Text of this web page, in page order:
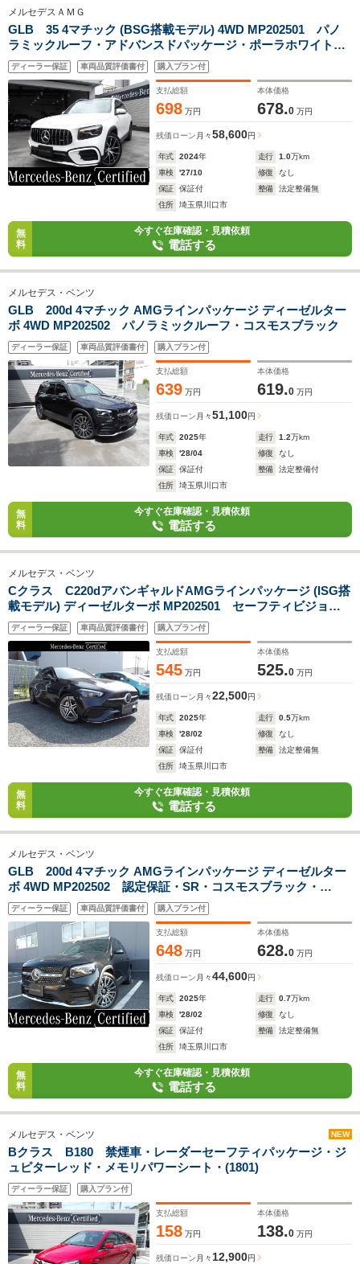
メルセデスＡＭＧ
GLB 35 4マチック (BSG搭載モデル) 4WD MP202501 パノ
ラミックルーフ・アドバンスドパッケージ・ポーラホワイト・
(2501)
ディーラー保証 車両品質評価書付 購入プラン付
支払総額
698 万円
本体価格
678.0 万円
残価ローン 月々58,600円
年式 2024年 走行 1.0万km
車検
'27/10 修復
なし
保証
保証付 整備
法定整備無
住所
埼玉県川口市
無
料
今すぐ在庫確認・見積依頼
電話する
メルセデス・ベンツ
GLB 200d 4マチック AMGラインパッケージ ディーゼルター
ボ 4WD MP202502 パノラミックルーフ・コスモスブラック
ディーラー保証 車両品質評価書付 購入プラン付
支払総額
639 万円
本体価格
619.0 万円
残価ローン 月々51,100円
年式 2025年 走行 1.2万km
車検
'28/04 修復
なし
保証
保証付 整備
法定整備付
住所
埼玉県川口市
無
料
今すぐ在庫確認・見積依頼
電話する
メルセデス・ベンツ
Cクラス C220dアバンギャルドAMGラインパッケージ (ISG搭
載モデル) ディーゼルターボ MP202501 セーフティビジョン
パッケージ・(2501)
ディーラー保証 車両品質評価書付 購入プラン付
支払総額
545 万円
本体価格
525.0 万円
残価ローン 月々22,500円
年式 2025年 走行 0.5万km
車検
'28/02 修復
なし
保証
保証付 整備
法定整備無
住所
埼玉県川口市
無
料
今すぐ在庫確認・見積依頼
電話する
メルセデス・ベンツ
GLB 200d 4マチック AMGラインパッケージ ディーゼルター
ボ 4WD MP202502 認定保証・SR・コスモスブラック・
(2502)
ディーラー保証 車両品質評価書付 購入プラン付
支払総額
648 万円
本体価格
628.0 万円
残価ローン 月々44,600円
年式 2025年 走行 0.7万km
車検
'28/02 修復
なし
保証
保証付 整備
法定整備無
住所
埼玉県川口市
無
料
今すぐ在庫確認・見積依頼
電話する
メルセデス・ベンツ NEW
Bクラス B180 禁煙車・レーダーセーフティパッケージ・ジ
ュピターレッド・メモリパワーシート・(1801)
ディーラー保証 購入プラン付
支払総額
158 万円
本体価格
138.0 万円
残価ローン 月々 12,900円